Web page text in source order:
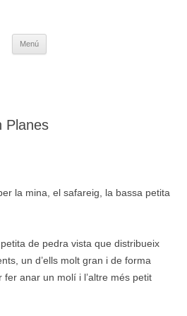
Menú
Planes
la mina, el safareig, la bassa petita
de pedra vista que distribueix
un d’ells molt gran i de forma
anar un molí i l’altre més petit